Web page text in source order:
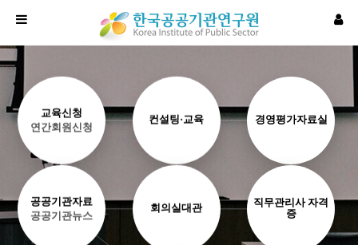
교육신청
연간회원신청
컨설팅·교육 경영평가자료실
공공기관자료
공공기관뉴스
회의실대관
직무관리사 자격
증